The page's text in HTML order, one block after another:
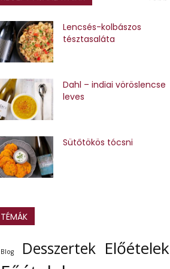
Lencsés-kolbászos
tésztasaláta
Dahl – indiai vöröslencse
leves
Sütőtökös tócsni
TÉMÁK
Blog Desszertek Előételek